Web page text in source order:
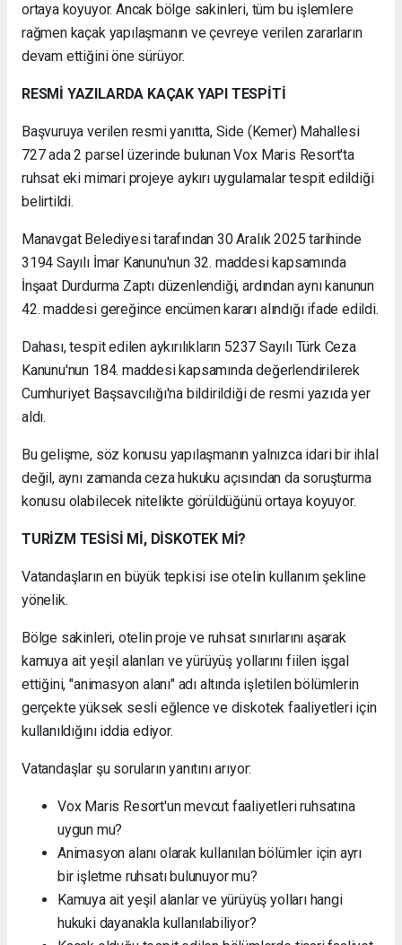
ortaya koyuyor. Ancak bölge sakinleri, tüm bu işlemlere
rağmen kaçak yapılaşmanın ve çevreye verilen zararların
devam ettiğini öne sürüyor.
RESMİ YAZILARDA KAÇAK YAPI TESPİTİ
Başvuruya verilen resmi yanıtta, Side (Kemer) Mahallesi
727 ada 2 parsel üzerinde bulunan Vox Maris Resort'ta
ruhsat eki mimari projeye aykırı uygulamalar tespit edildiği
belirtildi.
Manavgat Belediyesi tarafından 30 Aralık 2025 tarihinde
3194 Sayılı İmar Kanunu'nun 32. maddesi kapsamında
İnşaat Durdurma Zaptı düzenlendiği, ardından aynı kanunun
42. maddesi gereğince encümen kararı alındığı ifade edildi.
Dahası, tespit edilen aykırılıkların 5237 Sayılı Türk Ceza
Kanunu'nun 184. maddesi kapsamında değerlendirilerek
Cumhuriyet Başsavcılığı'na bildirildiği de resmi yazıda yer
aldı.
Bu gelişme, söz konusu yapılaşmanın yalnızca idari bir ihlal
değil, aynı zamanda ceza hukuku açısından da soruşturma
konusu olabilecek nitelikte görüldüğünü ortaya koyuyor.
TURİZM TESİSİ Mİ, DİSKOTEK Mİ?
Vatandaşların en büyük tepkisi ise otelin kullanım şekline
yönelik.
Bölge sakinleri, otelin proje ve ruhsat sınırlarını aşarak
kamuya ait yeşil alanları ve yürüyüş yollarını fiilen işgal
ettiğini, "animasyon alanı" adı altında işletilen bölümlerin
gerçekte yüksek sesli eğlence ve diskotek faaliyetleri için
kullanıldığını iddia ediyor.
Vatandaşlar şu soruların yanıtını arıyor:
Vox Maris Resort'un mevcut faaliyetleri ruhsatına
uygun mu?
Animasyon alanı olarak kullanılan bölümler için ayrı
bir işletme ruhsatı bulunuyor mu?
Kamuya ait yeşil alanlar ve yürüyüş yolları hangi
hukuki dayanakla kullanılabiliyor?